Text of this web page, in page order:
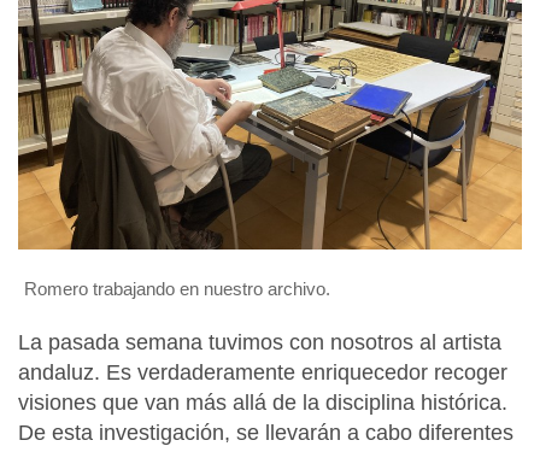
Romero trabajando en nuestro archivo.
La pasada semana tuvimos con nosotros al artista
andaluz. Es verdaderamente enriquecedor recoger
visiones que van más allá de la disciplina histórica.
De esta investigación, se llevarán a cabo diferentes